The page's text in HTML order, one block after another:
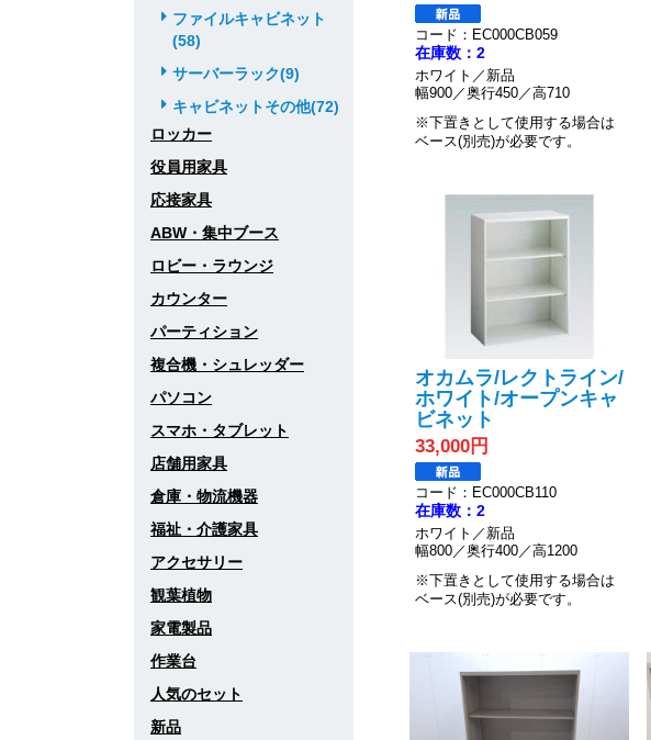
コード：EC000CB059
在庫数：2
ホワイト／新品
幅900／奥行450／高710
※下置きとして使用する場合は
ベース(別売)が必要です。
オカムラ/レクトライン/
ホワイト/オープンキャ
ビネット
33,000円
コード：EC000CB110
在庫数：2
ホワイト／新品
幅800／奥行400／高1200
※下置きとして使用する場合は
ベース(別売)が必要です。
ファイルキャビネット
(58)
サーバーラック(9)
キャビネットその他(72)
ロッカー
役員用家具
応接家具
ABW・集中ブース
ロビー・ラウンジ
カウンター
パーティション
複合機・シュレッダー
パソコン
スマホ・タブレット
店舗用家具
倉庫・物流機器
福祉・介護家具
アクセサリー
観葉植物
家電製品
作業台
人気のセット
新品